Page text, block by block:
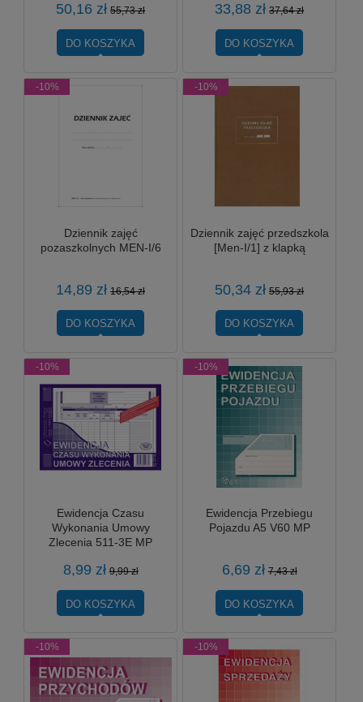
50,16 zł 55,73 zł
DO KOSZYKA
33,88 zł 37,64 zł
DO KOSZYKA
Dziennik zajęć
pozaszkolnych MEN-I/6
14,89 zł 16,54 zł
DO KOSZYKA
-10%
Dziennik zajęć przedszkola
[Men-I/1] z klapką
50,34 zł 55,93 zł
DO KOSZYKA
-10%
Ewidencja Czasu
Wykonania Umowy
Zlecenia 511-3E MP
8,99 zł 9,99 zł
DO KOSZYKA
-10%
Ewidencja Przebiegu
Pojazdu A5 V60 MP
6,69 zł 7,43 zł
DO KOSZYKA
-10%
-10% -10%